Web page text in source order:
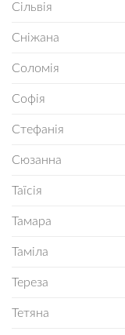
Сільвія
Сніжана
Соломія
Софія
Стефанія
Сюзанна
Таїсія
Тамара
Таміла
Тереза
Тетяна